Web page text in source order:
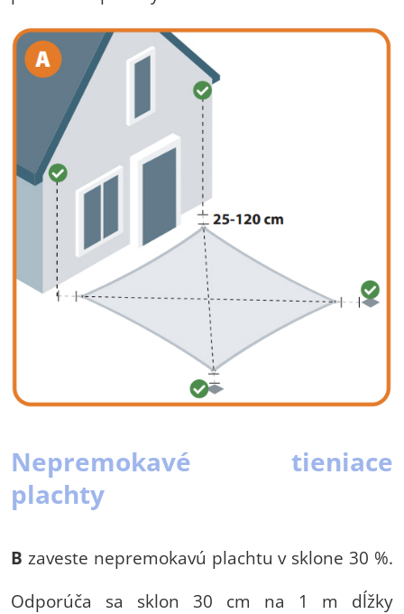
Nepremokavé tieniace
plachty
B zaveste nepremokavú plachtu v sklone 30 %.
Odporúča sa sklon 30 cm na 1 m dĺžky